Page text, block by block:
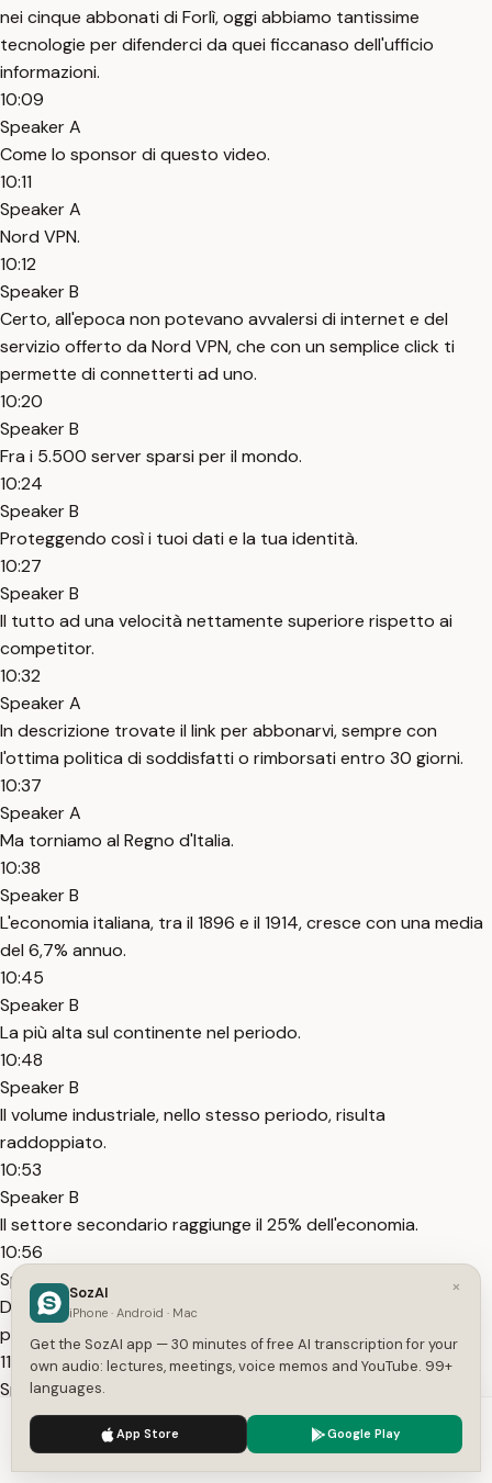
nei cinque abbonati di Forlì, oggi abbiamo tantissime
tecnologie per difenderci da quei ficcanaso dell'ufficio
informazioni.
10:09
Speaker A
Come lo sponsor di questo video.
10:11
Speaker A
Nord VPN.
10:12
Speaker B
Certo, all'epoca non potevano avvalersi di internet e del
servizio offerto da Nord VPN, che con un semplice click ti
permette di connetterti ad uno.
10:20
Speaker B
Fra i 5.500 server sparsi per il mondo.
10:24
Speaker B
Proteggendo così i tuoi dati e la tua identità.
10:27
Speaker B
Il tutto ad una velocità nettamente superiore rispetto ai
competitor.
10:32
Speaker A
In descrizione trovate il link per abbonarvi, sempre con
l'ottima politica di soddisfatti o rimborsati entro 30 giorni.
10:37
Speaker A
Ma torniamo al Regno d'Italia.
10:38
Speaker B
L'economia italiana, tra il 1896 e il 1914, cresce con una media
del 6,7% annuo.
10:45
Speaker B
La più alta sul continente nel periodo.
10:48
Speaker B
Il volume industriale, nello stesso periodo, risulta
raddoppiato.
10:53
Speaker B
Il settore secondario raggiunge il 25% dell'economia.
10:56
Speaker A
Dall'inizio del 900 fino alla Prima Guerra Mondiale, il reddito
pro capite aumenta del 30%.
11:03
Speaker A
Varie fasce della popolazione non sono più schiacciate dai
costi della vita e possono permettersi nuove spese.
11:08
We use cookies to enhance your experience.
×
SozAI
iPhone · Android · Mac
Get the SozAI app — 30 minutes of free AI transcription for your
own audio: lectures, meetings, voice memos and YouTube. 99+
languages.
App Store Google Play